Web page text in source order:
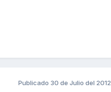
Publicado 30 de Julio del 2012